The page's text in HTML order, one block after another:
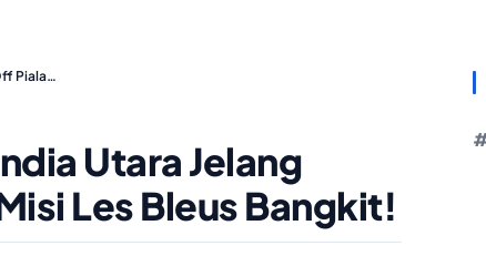
Piala…
Utara Jelang
Les Bleus Bangkit!